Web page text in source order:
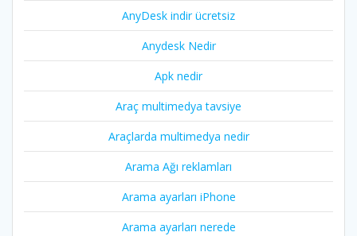
AnyDesk indir ücretsiz
Anydesk Nedir
Apk nedir
Araç multimedya tavsiye
Araçlarda multimedya nedir
Arama Ağı reklamları
Arama ayarları iPhone
Arama ayarları nerede